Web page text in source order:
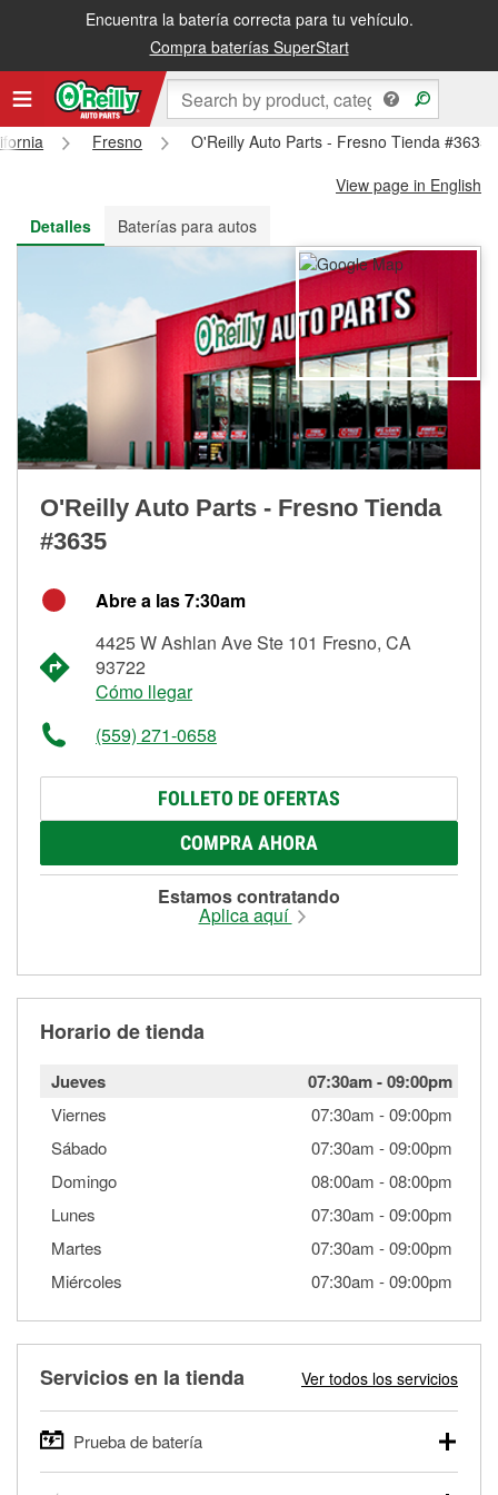
Encuentra la batería correcta para tu vehículo.
Compra baterías SuperStart
Recibe tu orden gratis al día siguiente o recógela en la tienda
Fresno
O'Reilly Auto Parts - Fresno Tienda #3635
View page in English
Detalles
Baterías para autos
O'Reilly Auto Parts - Fresno Tienda
#3635
Abre a las 7:30am
4425 W Ashlan Ave Ste 101 Fresno, CA
93722
Cómo llegar
(559) 271-0658
FOLLETO DE OFERTAS
COMPRA AHORA
Estamos contratando
Aplica aquí
Horario de tienda
Jueves 07:30am-09:00pm
Viernes 07:30am -09:00pm
Sábado
07:30am -09:00pm
Domingo
08:00am -08:00pm
Lunes
07:30am -09:00pm
Martes
07:30am -09:00pm
Miércoles
07:30am -09:00pm
Servicios en la tienda Ver todos los servicios
Prueba de batería